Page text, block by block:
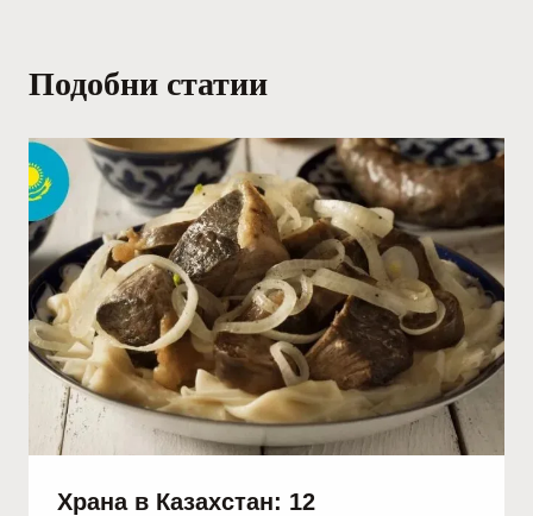
Подобни статии
Храна в Казахстан: 12